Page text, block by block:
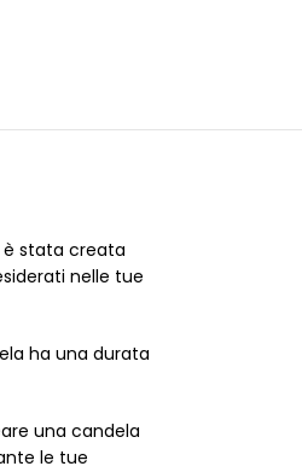
è stata creata
nelle tue
ha una durata
una candela
le tue